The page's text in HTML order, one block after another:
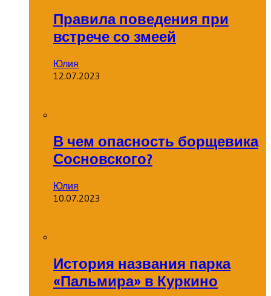
Правила поведения при
встрече со змеей
Юлия
12.07.2023
В чем опасность борщевика
Сосновского?
Юлия
10.07.2023
История названия парка
«Пальмира» в Куркино